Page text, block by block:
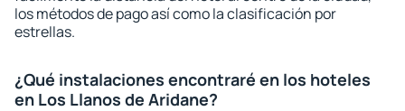
los métodos de pago así como la clasificación por
estrellas.
¿Qué instalaciones encontraré en los hoteles
en Los Llanos de Aridane?